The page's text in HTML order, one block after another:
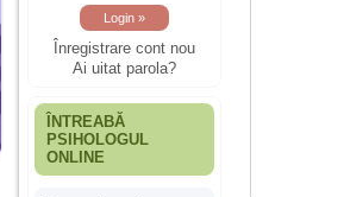
Înregistrare cont nou
Ai uitat parola?
ÎNTREABĂ
PSIHOLOGUL
ONLINE